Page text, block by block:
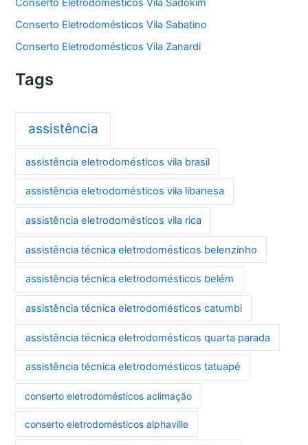
Conserto Eletrodomésticos Vila Sadokim
Conserto Eletrodomésticos Vila Sabatino
Conserto Eletrodomésticos Vila Zanardi
Tags
assistência
assistência eletrodomésticos vila brasil
assistência eletrodomésticos vila libanesa
assistência eletrodomésticos vila rica
assistência técnica eletrodomésticos belenzinho
assistência técnica eletrodomésticos belém
assistência técnica eletrodomésticos catumbi
assistência técnica eletrodomésticos quarta parada
assistência técnica eletrodomésticos tatuapé
conserto eletrodomésticos aclimação
conserto eletrodomésticos alphaville